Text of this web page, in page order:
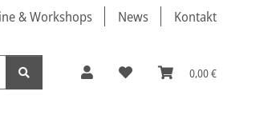
& Workshops News Kontakt
0,00 €